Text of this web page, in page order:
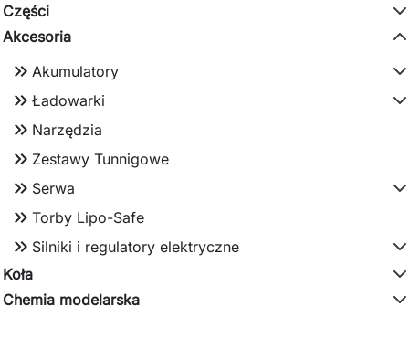
Części
Akcesoria
keyboard_double_arrow_right Akumulatory
keyboard_double_arrow_right Ładowarki
keyboard_double_arrow_right Narzędzia
keyboard_double_arrow_right Zestawy Tunnigowe
keyboard_double_arrow_right Serwa
keyboard_double_arrow_right Torby Lipo-Safe
keyboard_double_arrow_right Silniki i regulatory elektryczne
Koła
Chemia modelarska